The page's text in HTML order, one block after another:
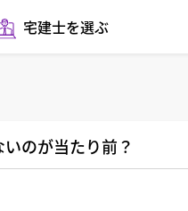
宅建士を選ぶ
のが当たり前？